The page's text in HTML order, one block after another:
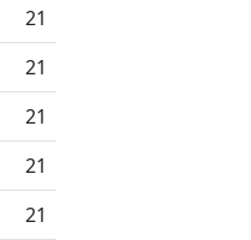
21
21
21
21
21